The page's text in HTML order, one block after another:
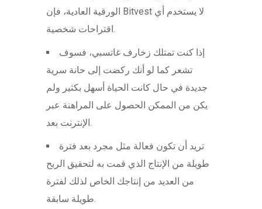
الورقية العادية، فإن Bitvest لا يستخدم أي
إذا كنت تمتلك زخارف غاتسبي، فسوف
تشعر كما لو أنك ركضت إلى حانة سرية
جديدة في حال كانت الحياة أسهل بكثير ولم
يكن من الممكن الحصول على المراهنة عبر
تريد أن تكون فعالة مثل مجرد بعد فترة
طويلة من الإنتاج الذي قمت به لتحقيق الربح
من العديد من إنتاجك الخاص لذلك لفترة